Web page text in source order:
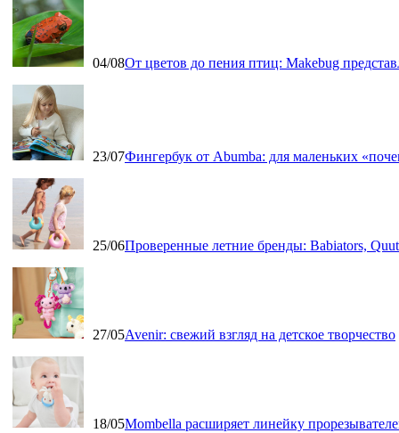
04/08От цветов до пения птиц: Makebug
23/07Фингербук от Abumba: для маленьких
25/06Проверенные летние бренды: Babiators,
27/05Avenir: свежий взгляд на детское творчество
18/05Mombella расширяет линейку